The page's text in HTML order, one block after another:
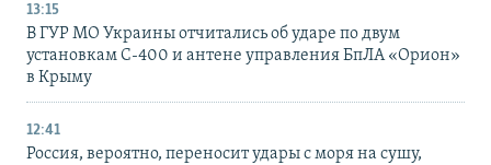
13:15
В ГУР МО Украины отчитались об ударе по двум
установкам С-400 и антене управления БпЛА «Орион»
в Крыму
12:41
Россия, вероятно, переносит удары с моря на сушу,